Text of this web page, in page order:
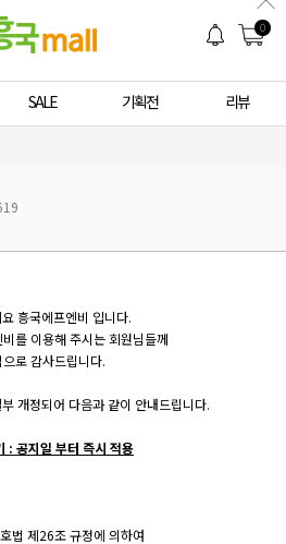
0
SALE 기획전 리뷰
흥국에프엔비 입니다.
를 이용해 주시는 회원님들께
으로 감사드립니다.
개정되어 다음과 같이 안내드립니다.
: 공지일 부터 즉시 적용
법 제26조 규정에 의하여